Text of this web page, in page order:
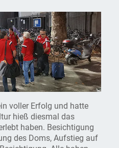
voller Erfolg und hatte
hieß diesmal das
haben. Besichtigung
des Doms, Aufstieg auf